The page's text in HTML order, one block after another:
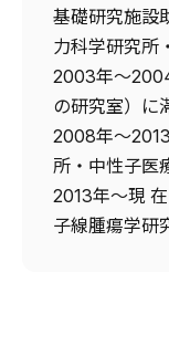
基礎研究施設
力科学研究所
2003年～
の研究室）に
2008年～
所・中性子医
2013年～現
子線腫瘍学研